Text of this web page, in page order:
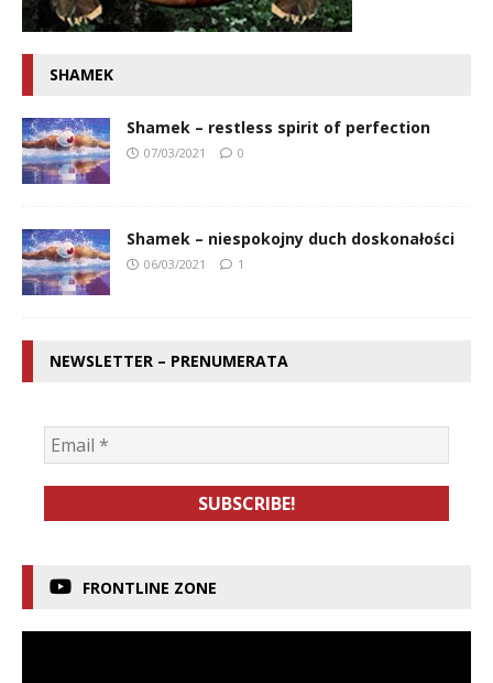
SHAMEK
Shamek – restless spirit of perfection
07/03/2021 0
Shamek – niespokojny duch doskonałości
06/03/2021 1
NEWSLETTER – PRENUMERATA
FRONTLINE ZONE